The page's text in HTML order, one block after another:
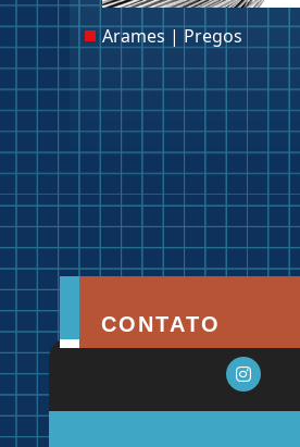
Arames | Pregos
CONTATO